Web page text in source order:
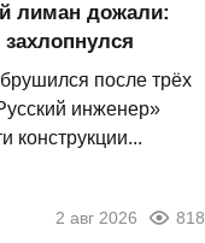
лиман дожали:
после трёх
инженер»
конструкции...
2 авг 2026 818